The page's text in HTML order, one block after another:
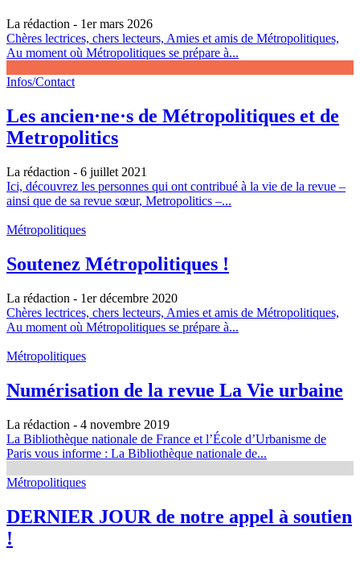
La rédaction - 1er mars 2026
Chères lectrices, chers lecteurs, Amies et amis de Métropolitiques,
Au moment où Métropolitiques se prépare à...
Infos/Contact
Les ancien·ne·s de Métropolitiques et de
Metropolitics
La rédaction - 6 juillet 2021
Ici, découvrez les personnes qui ont contribué à la vie de la revue –
ainsi que de sa revue sœur, Metropolitics –...
Métropolitiques
Soutenez Métropolitiques !
La rédaction - 1er décembre 2020
Chères lectrices, chers lecteurs, Amies et amis de Métropolitiques,
Au moment où Métropolitiques se prépare à...
Métropolitiques
Numérisation de la revue La Vie urbaine
La rédaction - 4 novembre 2019
La Bibliothèque nationale de France et l’École d’Urbanisme de
Paris vous informe : La Bibliothèque nationale de...
Métropolitiques
DERNIER JOUR de notre appel à soutien
!